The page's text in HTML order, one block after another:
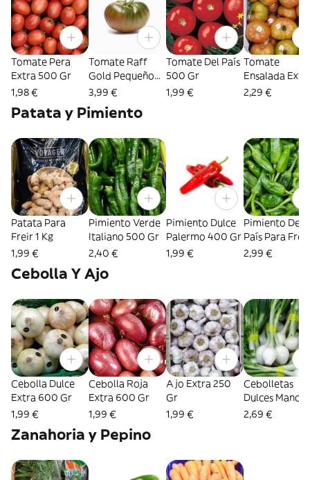
Tomate Pera
Extra 500 Gr
1,98 €
Tomate Raff
Gold Pequeño
500 Gr
3,99 €
Tomate Del País
500 Gr
1,99 €
Tomate
Ensalada
Eusko Label
2,29 €
Patata y Pimiento
Patata Para
Freir 1 Kg
1,99 €
Pimiento Verde
Italiano 500 Gr
2,40 €
Pimiento Dulce
Palermo 400 Gr
1,99 €
Pimiento Del
País Para Freir
Una Docena
2,99 €
Cebolla Y Ajo
Cebolla Dulce
Extra 600 Gr
1,99 €
Cebolla Roja
Extra 600 Gr
1,99 €
Ajo Extra 250
Gr
1,99 €
Cebolletas
Dulces Manojo
2,69 €
Zanahoria y Pepino